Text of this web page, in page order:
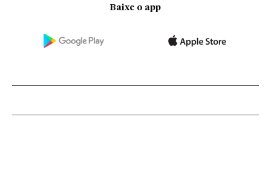
Baixe o app